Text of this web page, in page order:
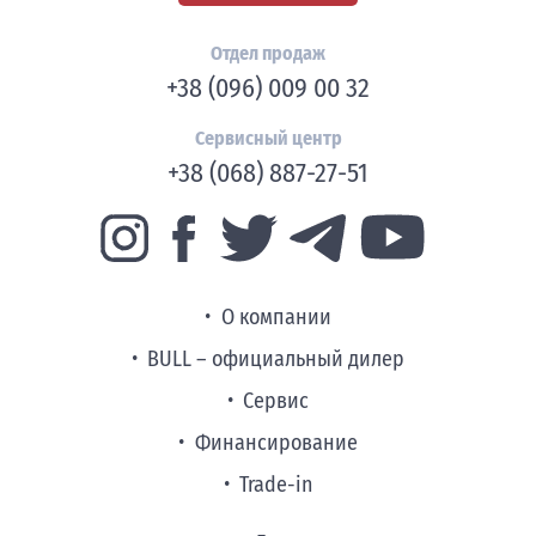
Отдел продаж
+38 (096) 009 00 32
Сервисный центр
+38 (068) 887-27-51
О компании
BULL – официальный дилер
Сервис
Финансирование
Trade-in